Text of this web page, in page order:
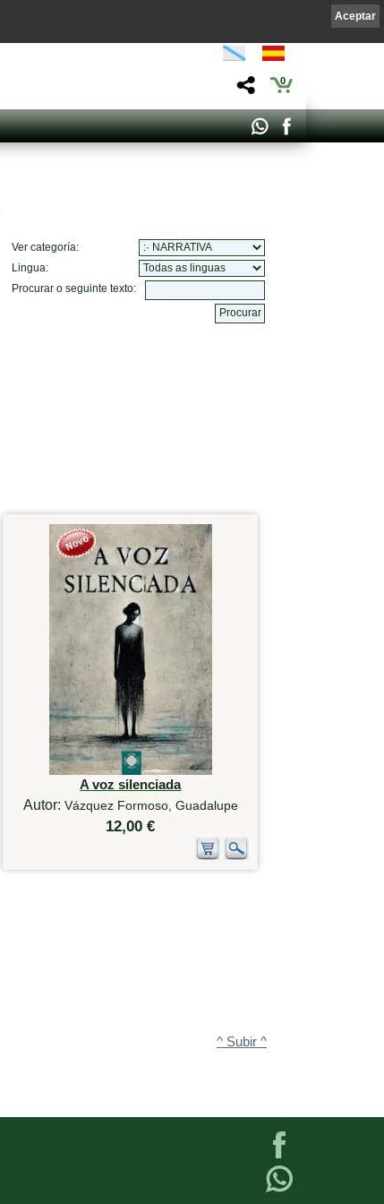
0
Ver categoría:
Lingua:
Procurar o seguinte texto:
A voz silenciada
Autor: Vázquez Formoso, Guadalupe
12,00 €
^ Subir ^
Aceptar